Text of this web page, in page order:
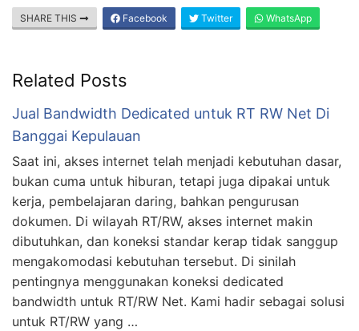
SHARE THIS Facebook Twitter WhatsApp
Related Posts
Jual Bandwidth Dedicated untuk RT RW Net Di
Banggai Kepulauan
Saat ini, akses internet telah menjadi kebutuhan dasar,
bukan cuma untuk hiburan, tetapi juga dipakai untuk
kerja, pembelajaran daring, bahkan pengurusan
dokumen. Di wilayah RT/RW, akses internet makin
dibutuhkan, dan koneksi standar kerap tidak sanggup
mengakomodasi kebutuhan tersebut. Di sinilah
pentingnya menggunakan koneksi dedicated
bandwidth untuk RT/RW Net. Kami hadir sebagai solusi
untuk RT/RW yang …